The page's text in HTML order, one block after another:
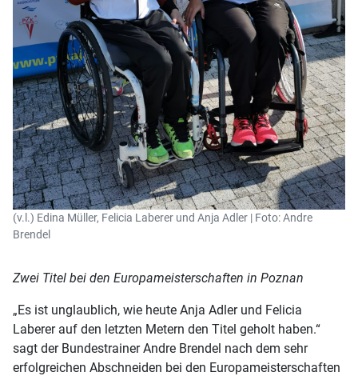
(v.l.) Edina Müller, Felicia Laberer und Anja Adler | Foto: Andre
Brendel
Zwei Titel bei den Europameisterschaften in Poznan
„Es ist unglaublich, wie heute Anja Adler und Felicia
Laberer auf den letzten Metern den Titel geholt haben.“
sagt der Bundestrainer Andre Brendel nach dem sehr
erfolgreichen Abschneiden bei den Europameisterschaften